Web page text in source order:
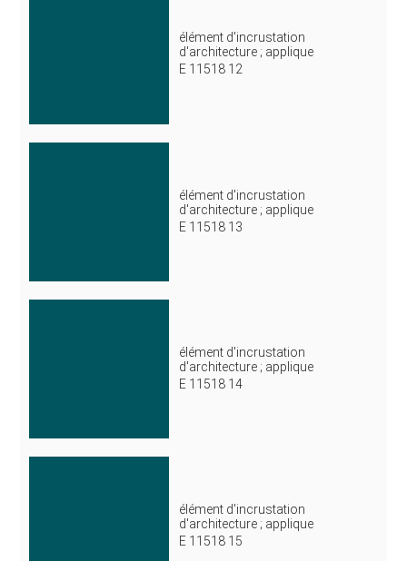
élément d'incrustation
d'architecture ; applique
E 11518 12
élément d'incrustation
d'architecture ; applique
E 11518 13
élément d'incrustation
d'architecture ; applique
E 11518 14
élément d'incrustation
d'architecture ; applique
E 11518 15